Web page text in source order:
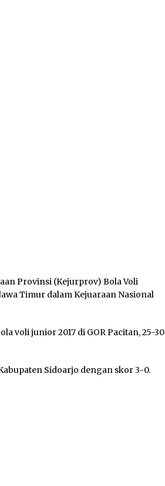
Provinsi (Kejurprov) Bola Voli
Timur dalam Kejuaraan Nasional
voli junior 2017 di GOR Pacitan, 25-30
Sidoarjo dengan skor 3-0.